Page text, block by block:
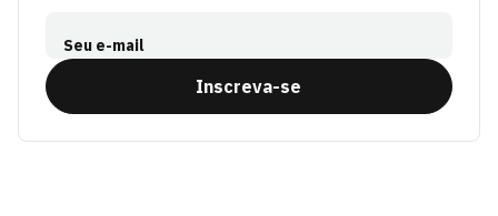
Seu e-mail
Inscreva-se